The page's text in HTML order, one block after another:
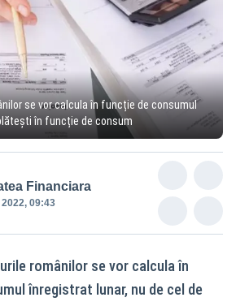
se vor calcula în funcție de consumul
în funcție de consum
Financiara
09:43
românilor se vor calcula în
înregistrat lunar, nu de cel de